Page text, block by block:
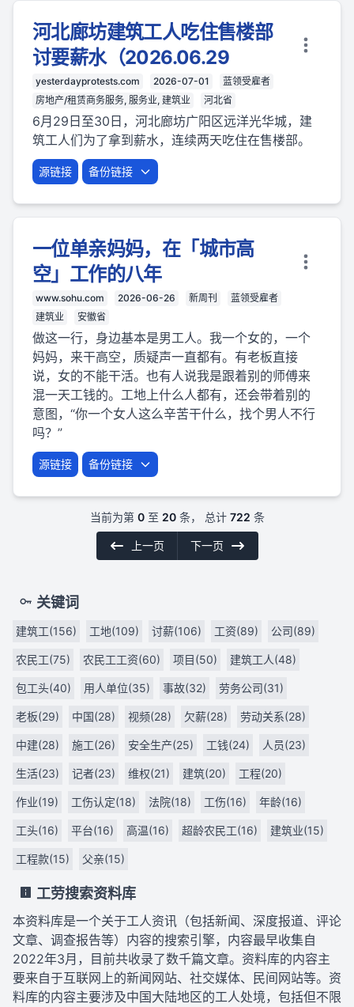
河北廊坊建筑工人吃住售楼部
讨要薪水（2026.06.29
yesterdayprotests.com 2026-07-01
蓝领受雇者
房地产/租赁商务服务, 服务业, 建筑业
河北省
6月29日至30日，河北廊坊广阳区远洋光华城，建
筑工人们为了拿到薪水，连续两天吃住在售楼部。
源链接 备份链接
一位单亲妈妈，在「城市高
空」工作的八年
www.sohu.com 2026-06-26 新周刊
蓝领受雇者
建筑业
安徽省
做这一行，身边基本是男工人。我一个女的，一个
妈妈，来干高空，质疑声一直都有。有老板直接
说，女的不能干活。也有人说我是跟着别的师傅来
混一天工钱的。工地上什么人都有，还会带着别的
意图，“你一个女人这么辛苦干什么，找个男人不行
吗？”
源链接 备份链接
当前为第 0至 20条， 总计 722 条
上一页 下一页
关键词
建筑工(156) 工地(109) 讨薪(106) 工资(89) 公司(89)
农民工(75) 农民工工资(60) 项目(50) 建筑工人(48)
包工头(40) 用人单位(35) 事故(32) 劳务公司(31)
老板(29) 中国(28) 视频(28) 欠薪(28) 劳动关系(28)
中建(28) 施工(26) 安全生产(25) 工钱(24) 人员(23)
生活(23) 记者(23) 维权(21) 建筑(20) 工程(20)
作业(19) 工伤认定(18) 法院(18) 工伤(16) 年龄(16)
工头(16) 平台(16) 高温(16) 超龄农民工(16) 建筑业(15)
工程款(15) 父亲(15)
工劳搜索资料库
本资料库是一个关于工人资讯（包括新闻、深度报道、评论
文章、调查报告等）内容的搜索引擎，内容最早收集自
2022年3月，目前共收录了数千篇文章。资料库的内容主
要来自于互联网上的新闻网站、社交媒体、民间网站等。资
料库的内容主要涉及中国大陆地区的工人处境，包括但不限